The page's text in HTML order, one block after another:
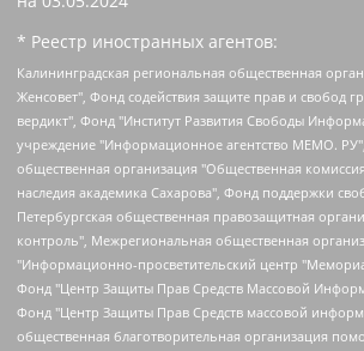
* Реестр иностранных агентов:
Калининградская региональная общественная организация "Экозащита!-Женсовет", Фонд содействия защите прав и свобод граждан "Общественный вердикт", Фонд "Институт Развития Свободы Информации", Частное учреждение "Информационное агентство МЕМО. РУ", Региональная общественная организация "Общественная комиссия по сохранению наследия академика Сахарова", Фонд поддержки свободы прессы, Санкт-Петербургская общественная правозащитная организация "Гражданский контроль", Межрегиональная общественная организация "Информационно-просветительский центр "Мемориал", Региональный Фонд "Центр Защиты Прав Средств Массовой Информации", с 05.12.2023 Фонд "Центр Защиты Прав Средств массовой информации", Региональная общественная благотворительная организация помощи беженцам и мигрантам "Гражданское содействие", Негосударственное образовательное учреждение дополнительного профессионального образования (повышение квалификации) специалистов "АКАДЕМИЯ ПО ПРАВАМ ЧЕЛОВЕКА", Свердловская региональная общественная организация "Сутяжник", Автономная некоммерческая организация "Центр независимых социологических исследований", Союз общественных объединений "Российский исследовательский центр по правам человека", Региональное общественное учреждение научно-информационный центр "МЕМОРИАЛ", Некоммерческая организация "Фонд защиты гласности", Автономная некоммерческая организация "Институт прав человека", Городская общественная организация "Екатеринбургское общество "МЕМОРИАЛ", Городская общественная организация "Рязанское историко-просветительское и правозащитное общество "Мемориал" (Рязанский Мемориал), Челябинский региональный орган общественной самодеятельности – женское общественное объединение "Женщины Евразии", Челябинский региональный орган общественной самодеятельности "Уральская правозащитная группа", Фонд содействия защите здоровья и социальной справедливости имени Андрея Рылькова, Автономная Некоммерческая Организация "Аналитический Центр Юрия Левады", Автономная некоммерческая организация социальной поддержки населения "Проект Апрель", Региональная общественная организация помощи женщинам и детям, находящимся в кризисной ситуации "Информационно-методический центр "Анна", Фонд содействия развитию массовых коммуникаций и правовому просвещению "Так-так-Так", Фонд содействия устойчивому развитию "Серебряная тайга", Свердловский региональный общественный фонд социальных проектов "Новое время", "Idel.Реалии", Кавказ.Реалии, Крым.Реалии, Телеканал Настоящее Время, Татаро-башкирская служба Радио Свобода (Azatliq Radiosi), Радио Свободная Европа/Радио Свобода (PCE/PC), "Сибирь.Реалии", "Фактограф", Благотворительный фонд помощи осужденным и их семьям, Автономная некоммерческая организация "Институт глобализации и социальных движений", Фонд "В защиту прав заключенных", Частное учреждение "Центр поддержки и содействия развитию средств массовой информации", Пензенский региональный общественный благотворительный фонд "Гражданский союз", "Север.Реалии", Некоммерческая организация Фонд "Правовая инициатива", Общество с ограниченной ответственностью "Радио Свободная Европа/Радио Свобода", Чешское информационное агентство "MEDIUM-ORIENT", Красноярская региональная общественная организация "Мы против СПИДа", Камалягин Денис Николаевич, Маркелов Сергей Евгеньевич, Пономарев Лев Александрович, Савицкая Людмила Алексеевна, Автономная некоммерческая организация "Центр по работе с проблемой насилия "НАСИЛИЮ.НЕТ", Межрегиональный профессиональный союз работников здравоохранения "Альянс врачей", Юридическое лицо, зарегистрированное в Латвийской Республике, SIA "Medusa Project" (регистрационный номер 40103797863, дата регистрации 10.06.2014), Некоммерческая организация "Фонд по борьбе с коррупцией", Автономная некоммерческая организация "Институт права и публичной политики", Баданин Роман Сергеевич, Гликин Максим Александрович, Железнова Мария Михайловна, Лукьянова Юлия Сергеевна, Маетная Елизавета Витальевна, Маняхин Петр Борисович, Чуракова Ольга Владимировна, Ярош Юлия Петровна, Юридическое лицо "The Insider SIA", зарегистрированное в Риге, Латвийская Республика (дата регистрации 26.06.2015), являющееся администратором доменного имени интернет-издания "The Insider SIA", https://theins.ru, Постернак Алексей Евгеньевич, Рубин Михаил Аркадьевич, Анин Роман Александрович, Юридическое лицо Istories fonds, зарегистрированное в Латвийской Республике (регистрационный номер 50008295751, дата регистрации 24.02.2020), Великовский Дмитрий Александрович, Долинина Ирина Николаевна, Мароховская Алеся Алексеевна, Шлейнов Роман Юрьевич, Шмагун Олеся Валентиновна, Общество с ограниченной ответственностью "Альтаир 2021", Общество с ограниченной ответственностью "Вега 2021", Общество с ограниченной ответственностью "Главный редактор 2021", Общество с ограниченной ответственностью "Ромашки монолит", Важенков Артем Валерьевич, Ивановская областная общественная организация "Центр гендерных исследований", Гурман Юрий Альбертович, Медиапроект "ОВД-Инфо", Егоров Владимир Владимирович, Жилинский Владимир Александрович, Общество с ограниченной ответственностью "ЗП", Иванова София Юрьевна, Карезина Инна Павловна, Кильтау Екатерина Викторовна, Петров Алексей Викторович, Пискунов Сергей Евгеньевич, Смирнов Сергей Сергеевич, Тихонов Михаил Сергеевич, Общество с ограниченной ответственностью "ЖУРНАЛИСТ-ИНОСТРАННЫЙ АГЕНТ", Арапова Галина Юрьевна, Вольтская Татьяна Анатольевна, Американская компания "Mason G.E.S. Anonymous Foundation" (США), являющаяся владельцем интернет-издания https://mnews.world/, Компания "Stichting Bellingcat", зарегистрированная в Нидерландах (дата регистрации 11.07.2018), Захаров Андрей Вячеславович, Клепиковская Екатерина Дмитриевна, Общество с ограниченной ответственностью "МЕМО", Перл Роман Александрович, Симонов Евгений Алексеевич, Соловьева Елена Анатольевна, Сотников Даниил Владимирович, Сурначева Елизавета Дмитриевна, Автономная некоммерческая организация по защите прав человека и информированию населения "Якутия – Наше Мнение", Общество с ограниченной ответственностью "Москоу диджитал медиа", с 26.01.2023 Общество с ограниченной ответственностью "Чайка Белые сады", Ветошкина Валерия Валерьевна, Заговора Максим Александрович, Межрегиональное общественное движение "Российская ЛГБТ - сеть", Оленичев Максим Владимирович, Павлов Иван Юрьевич, Скворцова Елена Сергеевна, Общество с ограниченной ответственностью "Как бы инагент", Кочетков Игорь Викторович, Общество с ограниченной ответственностью "Честные выборы", Еланчик Олег Александрович, Общество с ограниченной ответственностью "Нобелевский призыв", Гималова Регина Эмилевна, Григорьев Андрей Валерьевич, Григорьева Алина Александровна, Ассоциация по содействию защите прав призывников, альтернативнослужащих и военнослужащих "Правозащитная группа "Гражданин.Армия.Право", Хисамова Регина Фаритовна, Автономная некоммерческая организация по реализации социально-правовых программ "Лилит", Дальневосточное общественное движение "Маяк", Санкт-Петербургская ЛГБТ-инициативная группа "Выход", Инициативная группа ЛГБТ+ "Реверс", Алексеев Андрей Викторович, Бекбулатова Таисия Львовна, Беляев Иван Михайлович,